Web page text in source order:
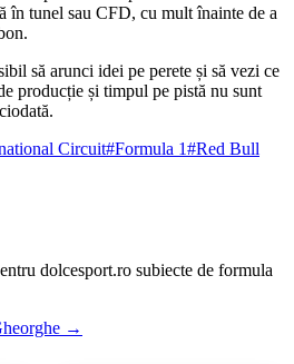
în tunel sau CFD, cu mult înainte de a
să arunci idei pe perete și să vezi ce
producție și timpul pe pistă nu sunt
Circuit#Formula 1#Red Bull
dolcesport.ro subiecte de formula
→